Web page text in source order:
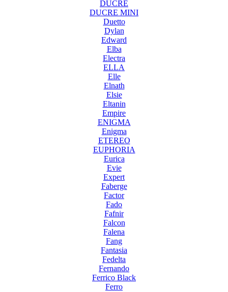
DUCRE
DUCRE MINI
Duetto
Dylan
Edward
Elba
Electra
ELLA
Elle
Elnath
Elsie
Eltanin
Empire
ENIGMA
Enigma
ETEREO
EUPHORIA
Eurica
Evie
Expert
Faberge
Factor
Fado
Fafnir
Falcon
Falena
Fang
Fantasia
Fedelta
Fernando
Ferrico Black
Ferro